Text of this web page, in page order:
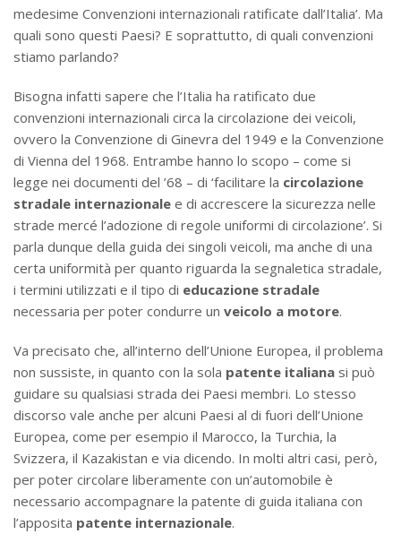
medesime Convenzioni internazionali ratificate dall’Italia’. Ma
quali sono questi Paesi? E soprattutto, di quali convenzioni
stiamo parlando?
Bisogna infatti sapere che l’Italia ha ratificato due
convenzioni internazionali circa la circolazione dei veicoli,
ovvero la Convenzione di Ginevra del 1949 e la Convenzione
di Vienna del 1968. Entrambe hanno lo scopo – come si
legge nei documenti del ’68 – di ‘facilitare la circolazione
stradale internazionale e di accrescere la sicurezza nelle
strade mercé l’adozione di regole uniformi di circolazione’. Si
parla dunque della guida dei singoli veicoli, ma anche di una
certa uniformità per quanto riguarda la segnaletica stradale,
i termini utilizzati e il tipo di educazione stradale
necessaria per poter condurre un veicolo a motore.
Va precisato che, all’interno dell’Unione Europea, il problema
non sussiste, in quanto con la sola patente italiana si può
guidare su qualsiasi strada dei Paesi membri. Lo stesso
discorso vale anche per alcuni Paesi al di fuori dell’Unione
Europea, come per esempio il Marocco, la Turchia, la
Svizzera, il Kazakistan e via dicendo. In molti altri casi, però,
per poter circolare liberamente con un’automobile è
necessario accompagnare la patente di guida italiana con
l’apposita patente internazionale.